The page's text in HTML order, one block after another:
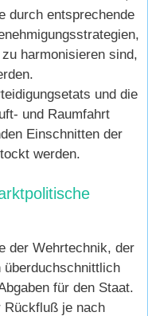
durch entsprechende
harmonisieren sind,
und die
und Raumfahrt
Einschnitten der
werden.
der Wehrtechnik, der
überduchschnittlich
für den Staat.
Rückfluß je nach